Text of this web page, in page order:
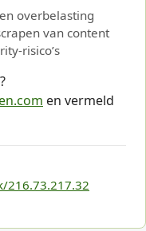
overbelasting
van content
risico’s
en vermeld
216.73.217.32